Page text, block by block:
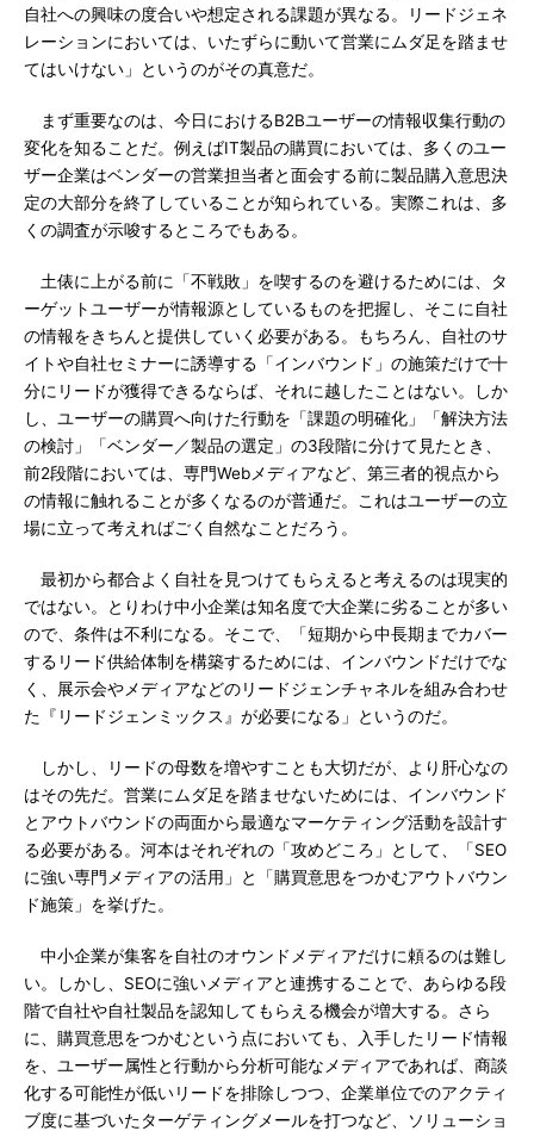
自社への興味の度合いや想定される課題が異なる。リードジェネ
レーションにおいては、いたずらに動いて営業にムダ足を踏ませ
てはいけない」というのがその真意だ。
まず重要なのは、今日におけるB2Bユーザーの情報収集行動の
変化を知ることだ。例えばIT製品の購買においては、多くのユー
ザー企業はベンダーの営業担当者と面会する前に製品購入意思決
定の大部分を終了していることが知られている。実際これは、多
くの調査が示唆するところでもある。
土俵に上がる前に「不戦敗」を喫するのを避けるためには、タ
ーゲットユーザーが情報源としているものを把握し、そこに自社
の情報をきちんと提供していく必要がある。もちろん、自社のサ
イトや自社セミナーに誘導する「インバウンド」の施策だけで十
分にリードが獲得できるならば、それに越したことはない。しか
し、ユーザーの購買へ向けた行動を「課題の明確化」「解決方法
の検討」「ベンダー／製品の選定」の3段階に分けて見たとき、
前2段階においては、専門Webメディアなど、第三者的視点から
の情報に触れることが多くなるのが普通だ。これはユーザーの立
場に立って考えればごく自然なことだろう。
最初から都合よく自社を見つけてもらえると考えるのは現実的
ではない。とりわけ中小企業は知名度で大企業に劣ることが多い
ので、条件は不利になる。そこで、「短期から中長期までカバー
するリード供給体制を構築するためには、インバウンドだけでな
く、展示会やメディアなどのリードジェンチャネルを組み合わせ
た『リードジェンミックス』が必要になる」というのだ。
しかし、リードの母数を増やすことも大切だが、より肝心なの
はその先だ。営業にムダ足を踏ませないためには、インバウンド
とアウトバウンドの両面から最適なマーケティング活動を設計す
る必要がある。河本はそれぞれの「攻めどころ」として、「SEO
に強い専門メディアの活用」と「購買意思をつかむアウトバウン
ド施策」を挙げた。
中小企業が集客を自社のオウンドメディアだけに頼るのは難し
い。しかし、SEOに強いメディアと連携することで、あらゆる段
階で自社や自社製品を認知してもらえる機会が増大する。さら
に、購買意思をつかむという点においても、入手したリード情報
を、ユーザー属性と行動から分析可能なメディアであれば、商談
化する可能性が低いリードを排除しつつ、企業単位でのアクティ
ブ度に基づいたターゲティングメールを打つなど、ソリューショ